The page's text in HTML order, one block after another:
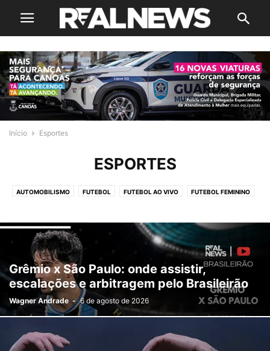
Início Esportes
ESPORTES
AUTOMOBILISMO FUTEBOL FUTEBOL AO VIVO FUTEBOL FEMININO
Grêmio x São Paulo: onde assistir,
escalações e arbitragem pelo Brasileirão
Wagner Andrade - 6 de agosto de 2026